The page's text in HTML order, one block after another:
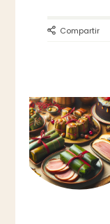
Compartir